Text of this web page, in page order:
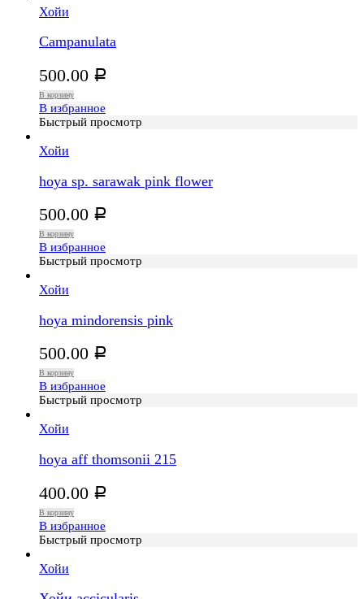
Хойи
Campanulata
500.00 Р
В корзину
В избранное
Быстрый просмотр
Хойи
hoya sp. sarawak pink flower
500.00 Р
В корзину
В избранное
Быстрый просмотр
Хойи
hoya mindorensis pink
500.00 Р
В корзину
В избранное
Быстрый просмотр
Хойи
hoya aff thomsonii 215
400.00 Р
В корзину
В избранное
Быстрый просмотр
Хойи